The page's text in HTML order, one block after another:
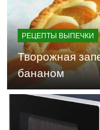
РЕЦЕПТЫ ВЫПЕЧКИ
Творожная
бананом